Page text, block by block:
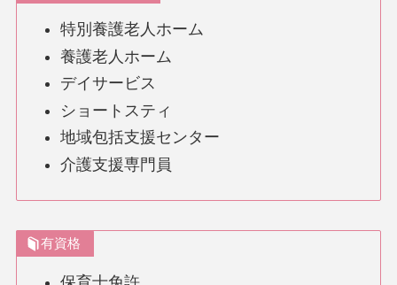
特別養護老人ホーム
養護老人ホーム
デイサービス
ショートスティ
地域包括支援センター
介護支援専門員
有資格